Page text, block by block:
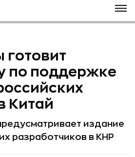
по поддержке
Китай
издание
разработчиков в КНР